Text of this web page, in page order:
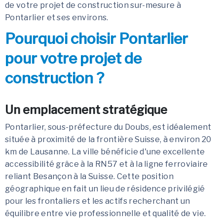
de votre projet de construction sur-mesure à
Pontarlier et ses environs.
Pourquoi choisir Pontarlier
pour votre projet de
construction ?
Un emplacement stratégique
Pontarlier, sous-préfecture du Doubs, est idéalement
située à proximité de la frontière Suisse, à environ 20
km de Lausanne. La ville bénéficie d'une excellente
accessibilité grâce à la RN57 et à la ligne ferroviaire
reliant Besançon à la Suisse. Cette position
géographique en fait un lieu de résidence privilégié
pour les frontaliers et les actifs recherchant un
équilibre entre vie professionnelle et qualité de vie.